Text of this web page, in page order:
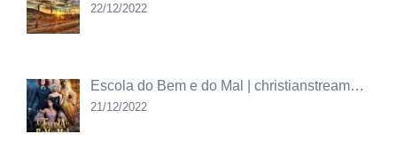
22/12/2022
Escola do Bem e do Mal | christianstream…
21/12/2022